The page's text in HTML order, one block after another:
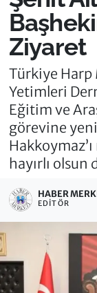
Ziyaret
Türkiye Harp
Yetimleri
Eğitim ve
görevine
hayırlı
HABER
EDITÖR